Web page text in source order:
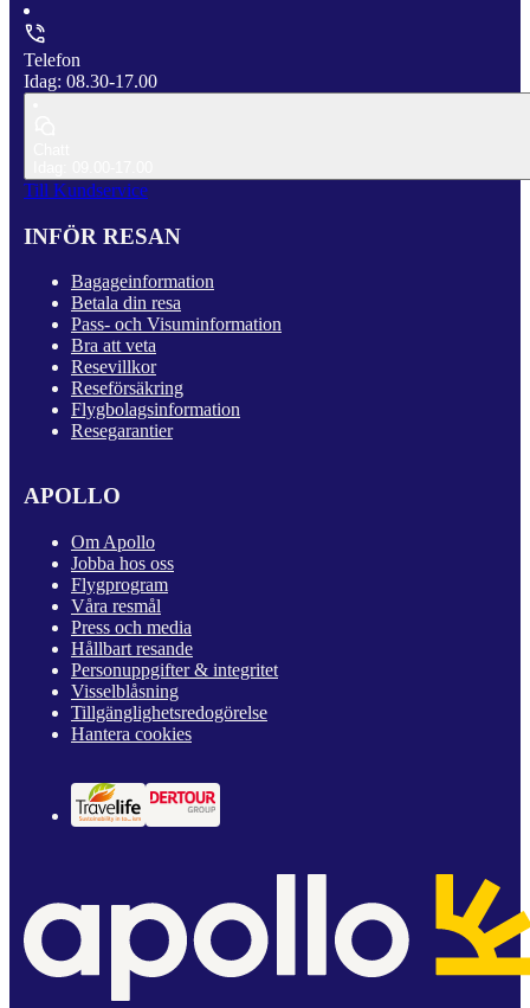
Telefon
Idag: 08.30-17.00
Till Kundservice
INFÖR RESAN
Bagageinformation
Betala din resa
Pass- och Visuminformation
Bra att veta
Resevillkor
Reseförsäkring
Flygbolagsinformation
Resegarantier
APOLLO
Om Apollo
Jobba hos oss
Flygprogram
Våra resmål
Press och media
Hållbart resande
Personuppgifter & integritet
Visselblåsning
Tillgänglighetsredogörelse
Hantera cookies